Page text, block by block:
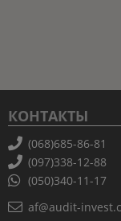
КОНТАКТЫ
(068)685-86-81
(097)338-12-88
(050)340-11-17
af@audit-